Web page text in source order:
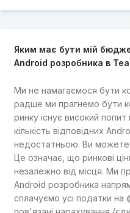
Яким має бути мій
Android розробника в
Ми не намагаємося бути
радше ми прагнемо бути
ринку існує високий
кількість відповідних
недостатньою. Ви можете
Це означає, що ринкові
незалежно від місця. Ми
Android розробника
сплачуємо усі податки на